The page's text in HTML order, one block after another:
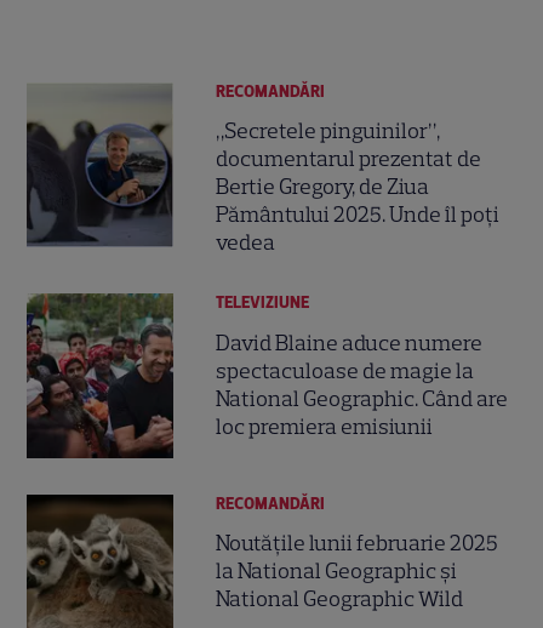
RECOMANDĂRI
„Secretele pinguinilor”,
documentarul prezentat de
Bertie Gregory, de Ziua
Pământului 2025. Unde îl poți
vedea
TELEVIZIUNE
David Blaine aduce numere
spectaculoase de magie la
National Geographic. Când are
loc premiera emisiunii
RECOMANDĂRI
Noutățile lunii februarie 2025
la National Geographic și
National Geographic Wild